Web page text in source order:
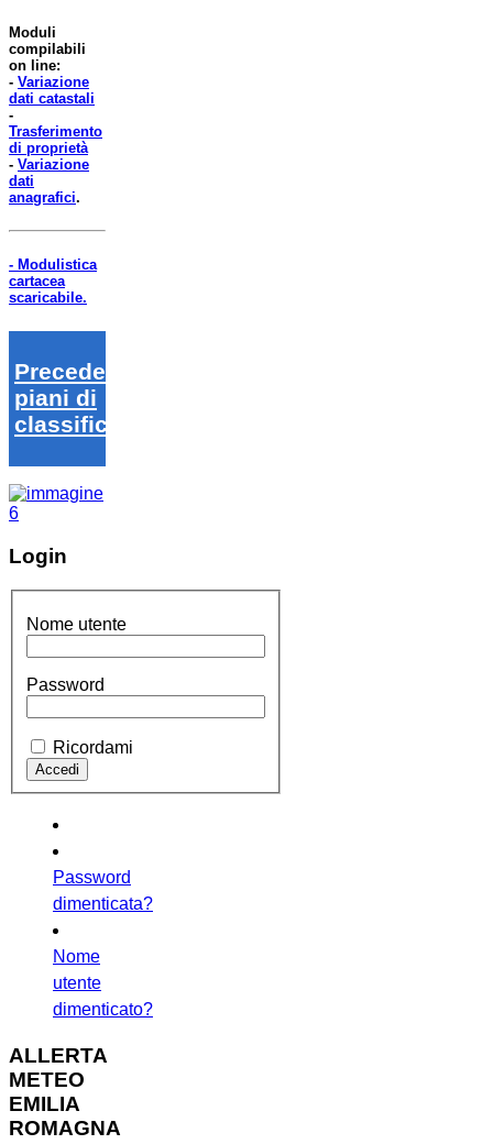
Moduli
compilabili
on line:
- Variazione
dati catastali
-
Trasferimento
di proprietà
- Variazione
dati
anagrafici.
- Modulistica
cartacea
scaricabile.
Precedenti
piani di
classifica
Login
Nome utente
Password
Ricordami
Password
dimenticata?
Nome
utente
dimenticato?
ALLERTA
METEO
EMILIA
ROMAGNA